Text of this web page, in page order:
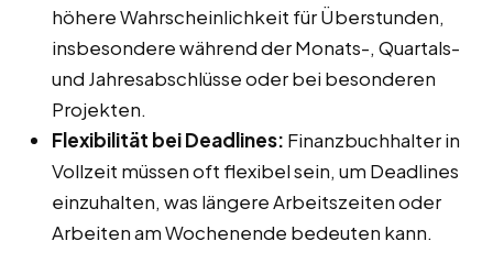
höhere Wahrscheinlichkeit für Überstunden,
insbesondere während der Monats-, Quartals-
und Jahresabschlüsse oder bei besonderen
Projekten.
Flexibilität bei Deadlines: Finanzbuchhalter in
Vollzeit müssen oft flexibel sein, um Deadlines
einzuhalten, was längere Arbeitszeiten oder
Arbeiten am Wochenende bedeuten kann.